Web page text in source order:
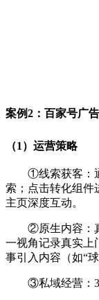
案例2：百家号广
（1）运营策略
①线索获客：
索；点击转化组件
主页深度互动。
②原生内容：
一视角记录真实上
事引入内容（如“
③私域经营：3